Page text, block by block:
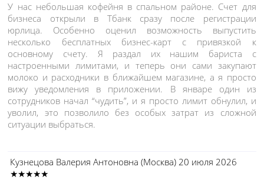
У нас небольшая кофейня в спальном районе. Счет для
бизнеса открыли в Тбанк сразу после регистрации
юрлица. Особенно оценил возможность выпустить
несколько бесплатных бизнес-карт с привязкой к
основному счету. Я раздал их нашим бариста с
настроенными лимитами, и теперь они сами закупают
молоко и расходники в ближайшем магазине, а я просто
вижу уведомления в приложении. В январе один из
сотрудников начал “чудить”, и я просто лимит обнулил, и
уволил, это позволило без особых затрат из сложной
ситуации выбраться.
Кузнецова Валерия Антоновна (Москва) 20 июля 2026
★★★★★